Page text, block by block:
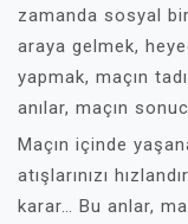
zamanda sosyal
araya gelmek,
yapmak, maçın
anılar, maçın
Maçın içinde
atışlarınızı
karar… Bu anlar,